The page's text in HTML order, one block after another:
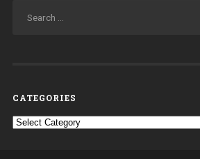
CATEGORIES
Categories